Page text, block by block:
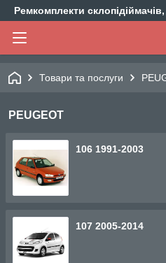
Ремкомплекти
Товари та послуги
PEUGEOT
106 1991-2003
107 2005-2014